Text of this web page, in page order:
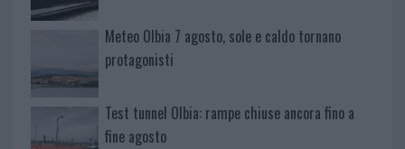
Meteo Olbia 7 agosto, sole e caldo tornano
protagonisti
Test tunnel Olbia: rampe chiuse ancora fino a
fine agosto